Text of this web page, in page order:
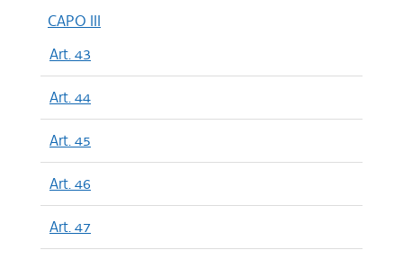
CAPO III
Art. 43
Art. 44
Art. 45
Art. 46
Art. 47